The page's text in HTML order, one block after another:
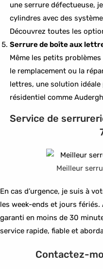
une serrure défectueuse,
cylindres avec des
Découvrez toutes les
Serrure de boîte aux
Même les petits
le remplacement ou la
lettres, une solution
résidentiel comme
Service de
Meilleur
En cas d’urgence, je suis à
les week-ends et jours fériés.
garanti en moins de 30
service rapide, fiable et
Contactez-